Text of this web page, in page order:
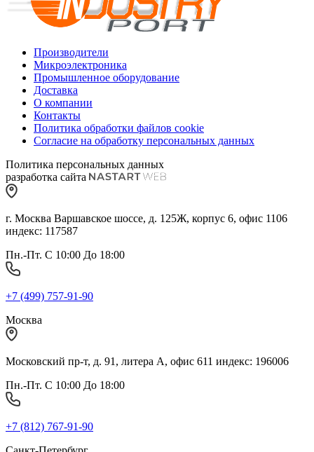
Производители
Микроэлектроника
Промышленное оборудование
Доставка
О компании
Контакты
Политика обработки файлов cookie
Согласие на обработку персональных данных
Политика персональных данных
разработка сайта
г. Москва Варшавское шоссе, д. 125Ж, корпус 6, офис 1106
индекс: 117587
Пн.-Пт. С 10:00 До 18:00
+7 (499) 757-91-90
Москва
Московский пр-т, д. 91, литера А, офис 611 индекс: 196006
Пн.-Пт. С 10:00 До 18:00
+7 (812) 767-91-90